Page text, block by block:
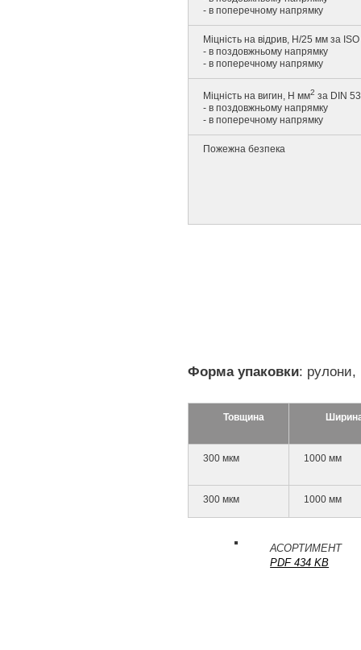
- в поперечному напрямку
Міцність на відрив, Н/25 мм за
- в поздовжньому напрямку
- в поперечному напрямку
Міцність на вигин, Н мм2 за DIN
- в поздовжньому напрямку
- в поперечному напрямку
Пожежна безпека
Форма упаковки: рулони,
Товщина
300 мкм 1000 мм
300 мкм 1000 мм
АСОРТИМЕНТ
PDF 434 KB